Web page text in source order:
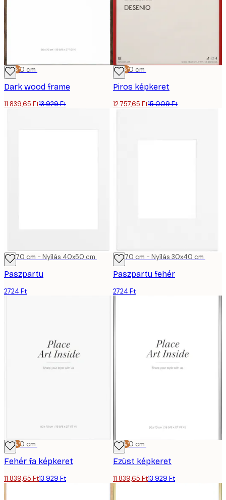
-15%*
50x70 cm
Dark wood frame
11 839,65 Ft13 929 Ft
-15%*
50x70 cm
Piros képkeret
12 757,65 Ft15 009 Ft
50x70 cm - Nyílás 40x50 cm
Paszpartu
2724 Ft
50x70 cm - Nyílás 30x40 cm
Paszpartu fehér
2724 Ft
-15%*
50x70 cm
Fehér fa képkeret
11 839,65 Ft13 929 Ft
-15%*
50x70 cm
Ezüst képkeret
11 839,65 Ft13 929 Ft